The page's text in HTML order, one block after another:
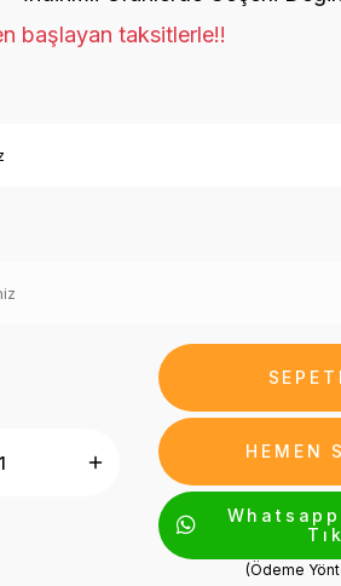
başlayan taksitlerle!!
HEMEN
(Ödeme